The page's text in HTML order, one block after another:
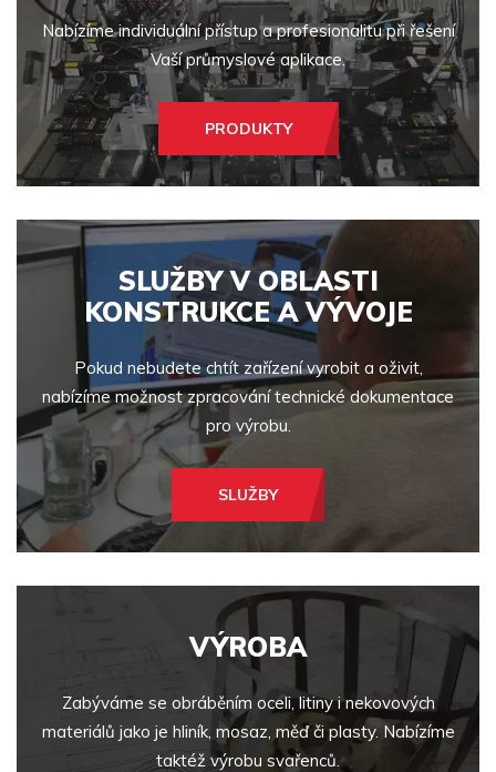
Nabízíme individuální přístup a profesionalitu při řešení
Vaší průmyslové aplikace.
PRODUKTY
SLUŽBY V OBLASTI
KONSTRUKCE A VÝVOJE
Pokud nebudete chtít zařízení vyrobit a oživit,
nabízíme možnost zpracování technické dokumentace
pro výrobu.
SLUŽBY
VÝROBA
Zabýváme se obráběním oceli, litiny i nekovových
materiálů jako je hliník, mosaz, měď či plasty. Nabízíme
taktéž výrobu svařenců.